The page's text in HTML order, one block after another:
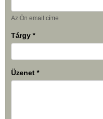
Az Ön email címe
Tárgy*
Üzenet*